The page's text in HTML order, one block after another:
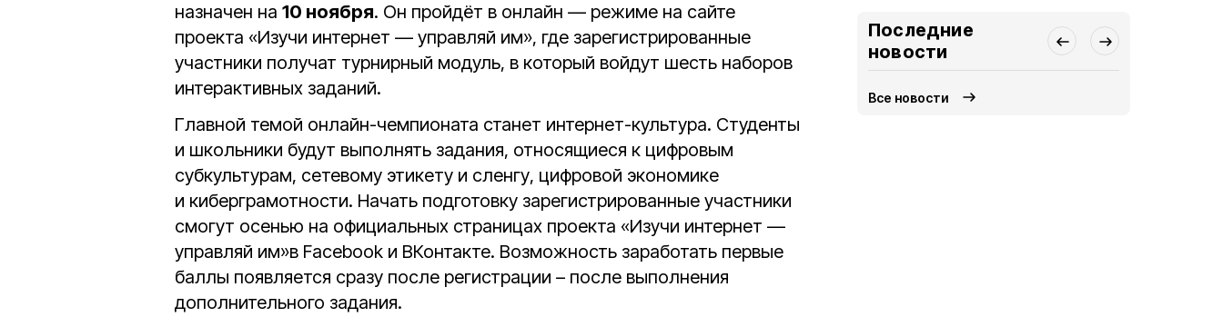
назначен на 10 ноября. Он пройдёт в онлайн — режиме на сайте
проекта «Изучи интернет — управляй им», где зарегистрированные
участники получат турнирный модуль, в который войдут шесть наборов
интерактивных заданий.
Главной темой онлайн-чемпионата станет интернет-культура. Студенты
и школьники будут выполнять задания, относящиеся к цифровым
субкультурам, сетевому этикету и сленгу, цифровой экономике
и киберграмотности. Начать подготовку зарегистрированные участники
смогут осенью на официальных страницах проекта «Изучи интернет —
управляй им»в Facebook и ВКонтакте. Возможность заработать первые
баллы появляется сразу после регистрации – после выполнения
дополнительного задания.
Последние
новости
Все новости